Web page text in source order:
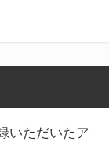
いただいたア